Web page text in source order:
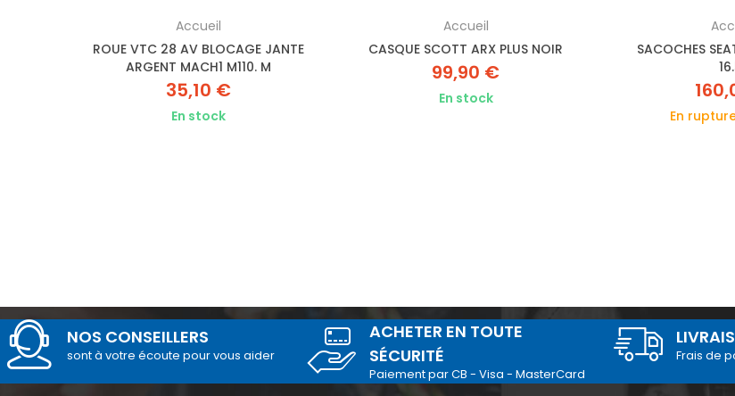
Accueil
ROUE VTC 28 AV BLOCAGE JANTE
ARGENT MACH1 M110. M
35,10 €
En stock
Accueil
CASQUE SCOTT ARX PLUS NOIR
99,90 €
En stock
SACOCHES
En
NOS CONSEILLERS
sont à votre écoute pour vous aider
ACHETER EN TOUTE
SÉCURITÉ
Paiement par CB - Visa - MasterCard
Frais de